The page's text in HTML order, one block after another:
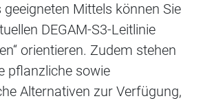
Mittels können Sie
DEGAM-S3-Leitlinie
orientieren. Zudem stehen
pflanzliche sowie
Alternativen zur Verfügung,